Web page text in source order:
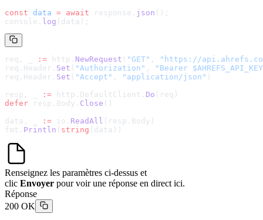
const data = await response. json ();
console. log (data);
req, _ := http. NewRequest ( "GET" , " https://
req.Header. Set ( "Authorization" ,
"Bearer
req.Header. Set ( "Accept" , "application/json" )
resp, _
:= http.DefaultClient. Do (req)
defer resp.Body. Close ()
data, _
:= io. ReadAll (resp.Body)
fmt. Println ( string (data))
Renseignez les paramètres ci-dessus et
clic Envoyer pour voir une réponse en direct ici.
Réponse
200 OK